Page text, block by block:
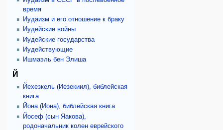
время
Иудаизм и его отношение к браку
Иудейские войны
Иудейские государства
Иудействующие
Ишмаэль бен Элиша
Й
Йехезкель (Иезекиил), библейская
книга
Йона (Иона), библейская книга
Йосеф (сын Яакова),
родоначальник колен еврейского